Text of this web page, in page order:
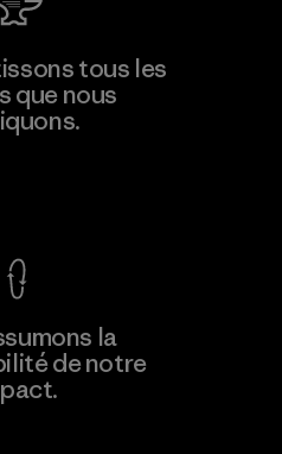
tous les
que nous
la
de notre